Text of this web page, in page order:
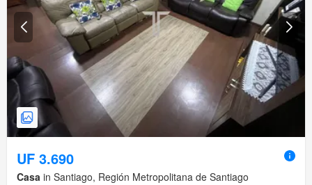
UF 3.690
Casa in Santiago, Región Metropolitana de Santiago